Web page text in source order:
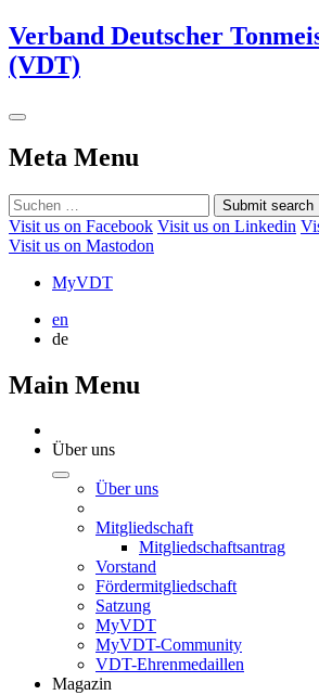
Verband Deutscher
(VDT)
Meta Menu
Submit search
Visit us on Facebook Visit us on Linkedin
Visit us on Mastodon
MyVDT
en
de
Main Menu
Über uns
Über uns
Mitgliedschaft
Mitgliedschaftsantrag
Vorstand
Fördermitgliedschaft
Satzung
MyVDT
MyVDT-Community
VDT-Ehrenmedaillen
Magazin